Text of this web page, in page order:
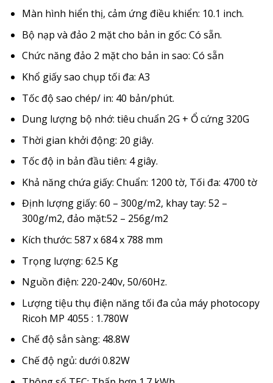
Màn hình hiển thị, cảm ứng điều khiển: 10.1 inch.
Bộ nạp và đảo 2 mặt cho bản in gốc: Có sẵn.
Chức năng đảo 2 mặt cho bản in sao: Có sẵn
Khổ giấy sao chụp tối đa: A3
Tốc độ sao chép/ in: 40 bản/phút.
Dung lượng bộ nhớ: tiêu chuẩn 2G + Ổ cứng 320G
Thời gian khởi động: 20 giây.
Tốc độ in bản đầu tiên: 4 giây.
Khả năng chứa giấy: Chuẩn: 1200 tờ, Tối đa: 4700 tờ
Định lượng giấy: 60 – 300g/m2, khay tay: 52 –
300g/m2, đảo mặt:52 – 256g/m2
Kích thước: 587 x 684 x 788 mm
Trọng lượng: 62.5 Kg
Nguồn điện: 220-240v, 50/60Hz.
Lượng tiệu thụ điện năng tối đa của máy photocopy
Ricoh MP 4055 : 1.780W
Chế độ sẳn sàng: 48.8W
Chế độ ngủ: dưới 0.82W